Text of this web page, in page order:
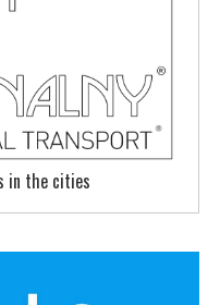
in the cities